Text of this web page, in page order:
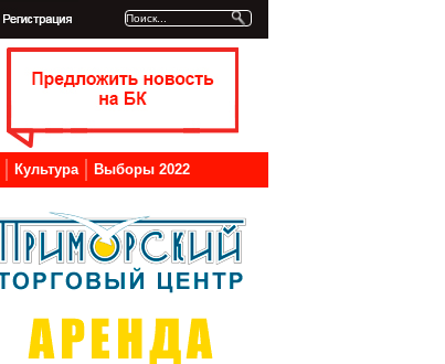
Культура Выборы 2022